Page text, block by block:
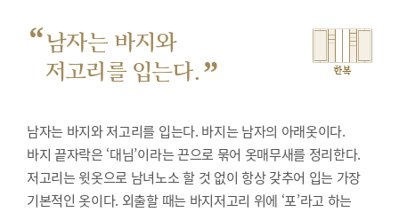
“남자는 바지와
저고리를 입는다. ” 한복
남자는 바지와 저고리를 입는다. 바지는 남자의 아래옷이다.
바지 끝자락은 ‘대님’이라는 끈으로 묶어 옷매무새를 정리한다.
저고리는 윗옷으로 남녀노소 할 것 없이 항상 갖추어 입는 가장
기본적인 옷이다. 외출할 때는 바지저고리 위에 ‘포’라고 하는